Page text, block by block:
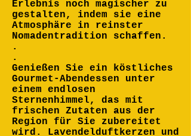
Erlebnis noch magischer zu
gestalten, indem sie eine
Atmosphäre in reinster
Nomadentradition schaffen.
.
.
Genießen Sie ein köstliches
Gourmet-Abendessen unter
einem endlosen
Sternenhimmel, das mit
frischen Zutaten aus der
Region für Sie zubereitet
wird. Lavendelduftkerzen und